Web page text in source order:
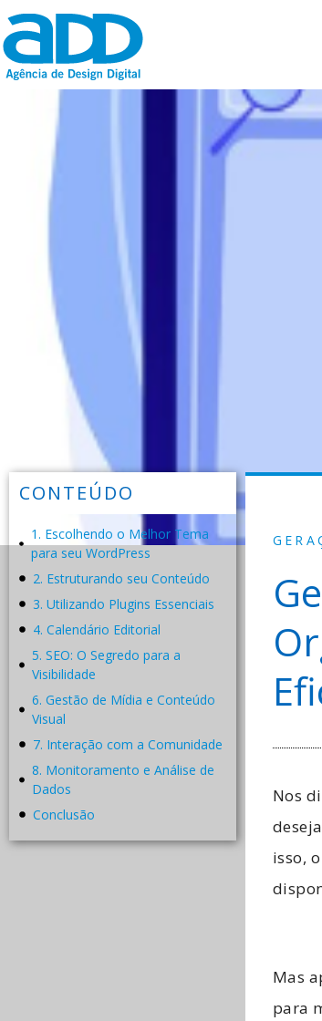
CONTEÚDO
1. Escolhendo o Melhor Tema
para seu WordPress
2. Estruturando seu Conteúdo
3. Utilizando Plugins Essenciais
4. Calendário Editorial
5. SEO: O Segredo para a
Visibilidade
6. Gestão de Mídia e Conteúdo
Visual
7. Interação com a Comunidade
8. Monitoramento e Análise de
Dados
Conclusão
Nos
isso,
Mas
para